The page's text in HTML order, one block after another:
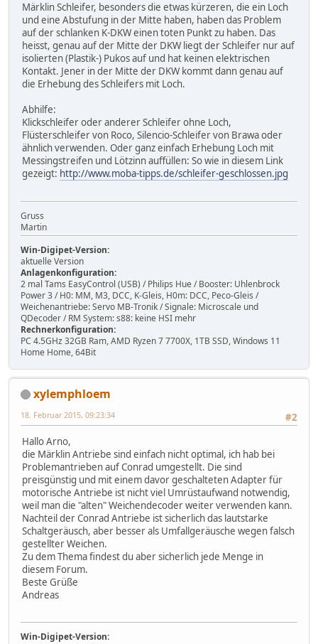
Märklin Schleifer, besonders die etwas kürzeren, die ein Loch
und eine Abstufung in der Mitte haben, haben das Problem
auf der schlanken K-DKW einen toten Punkt zu haben. Das
heisst, genau auf der Mitte der DKW liegt der Schleifer nur auf
isolierten (Plastik-) Pukos auf und hat keinen elektrischen
Kontakt. Jener in der Mitte der DKW kommt dann genau auf
die Erhebung des Schleifers mit Loch.
Abhilfe:
Klickschleifer oder anderer Schleifer ohne Loch,
Flüsterschleifer von Roco, Silencio-Schleifer von Brawa oder
ähnlich verwenden. Oder ganz einfach Erhebung Loch mit
Messingstreifen und Lötzinn auffüllen: So wie in diesem Link
gezeigt: http://www.moba-tipps.de/schleifer-geschlossen.jpg
Gruss
Martin
Win-Digipet-Version:
aktuelle Version
Anlagenkonfiguration:
2 mal Tams EasyControl (USB) / Philips Hue / Booster: Uhlenbrock
Power 3 / H0: MM, M3, DCC, K-Gleis, H0m: DCC, Peco-Gleis /
Weichenantriebe: Servo MB-Tronik / Signale: Microscale und
QDecoder / RM System: s88: keine HSI mehr
Rechnerkonfiguration:
PC 4.5GHz 32GB Ram, AMD Ryzen 7 7700X, 1TB SSD, Windows 11
Home Home, 64Bit
xylemphloem
#2
18. Februar 2015, 09:23:34
Hallo Arno,
die Märklin Antriebe sind einfach nicht optimal, ich hab bei
Problemantrieben auf Conrad umgestellt. Die sind
preisgünstig und mit einem davor geschalteten Adapter für
motorische Antriebe ist nicht viel Umrüstaufwand notwendig,
weil man die "alten" Weichendecoder weiter verwenden kann.
Nachteil der Conrad Antriebe ist sicherlich das lautstarke
Schaltgeräusch, aber besser als Umfallgeräusche wegen falsch
gestellter Weichen.
Zu dem Thema findest du aber sicherlich jede Menge in
diesem Forum.
Beste Grüße
Andreas
Win-Digipet-Version: